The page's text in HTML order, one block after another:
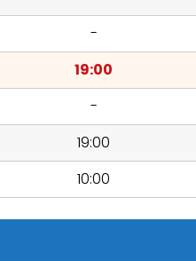
-
19:00
-
19:00
10:00